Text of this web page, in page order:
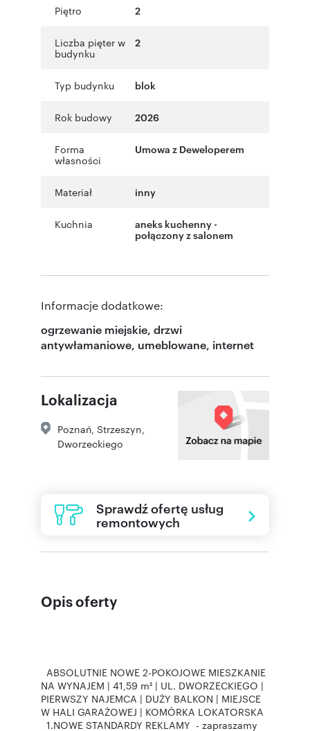
Piętro 2
Liczba pięter w
budynku
2
Typ budynku blok
Rok budowy 2026
Forma
własności
Umowa z Deweloperem
Materiał inny
Kuchnia
aneks kuchenny -
połączony z salonem
Informacje dodatkowe:
ogrzewanie miejskie, drzwi
antywłamaniowe, umeblowane, internet
Lokalizacja
Poznań Strzeszyn
Dworzeckiego
Sprawdź ofertę usług
remontowych
Opis oferty
ABSOLUTNIE NOWE 2-POKOJOWE MIESZKANIE
NA WYNAJEM | 41,59 m² | UL. DWORZECKIEGO |
PIERWSZY NAJEMCA | DUŻY BALKON | MIEJSCE
W HALI GARAŻOWEJ | KOMÓRKA LOKATORSKA
1.NOWE STANDARDY REKLAMY - zapraszamy